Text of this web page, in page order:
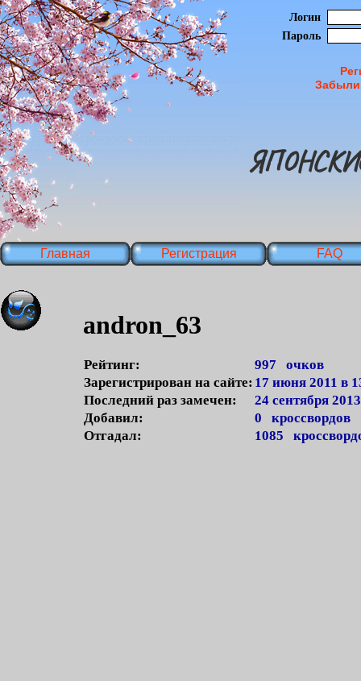
Логин
Пароль
Главная Регистрация FAQ
andron_63
Рейтинг:
997 очков
Зарегистрирован на сайте: 17 июня 2011 в
Последний раз замечен:
24 сентября
Добавил:
0 кроссвордов
Отгадал:
1085